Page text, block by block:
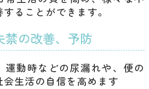
ることができます。
禁の改善、予防
運動時などの尿漏れや、便の
生活の自信を高めます